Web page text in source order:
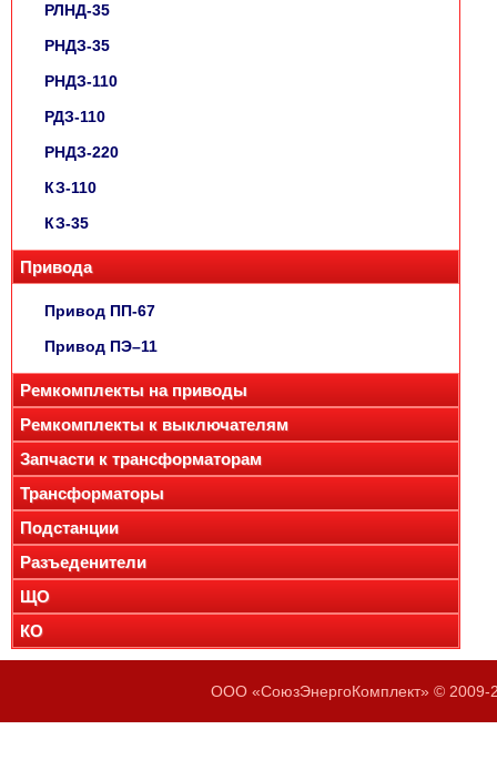
РЛНД-35
РНДЗ-35
РНДЗ-110
РДЗ-110
РНДЗ-220
КЗ-110
КЗ-35
Привода
Привод ПП-67
Привод ПЭ–11
Ремкомплекты на приводы
Ремкомплекты к выключателям
Запчасти к трансформаторам
Трансформаторы
Подстанции
Разъеденители
ЩО
КО
ООО «СоюзЭнергоКомплект» © 2009-